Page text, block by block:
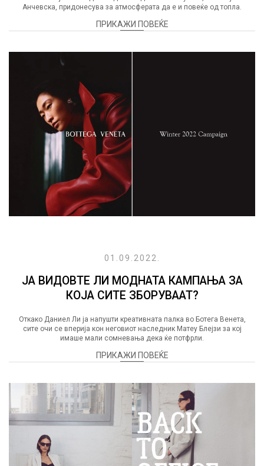
Анчевска, придонесува за атмосферата да е и повеќе од топла.
ПРИКАЖИ ПОВЕЌЕ
01.09.2022.
ЈА ВИДОВТЕ ЛИ МОДНАТА КАМПАЊА ЗА
КОЈА СИТЕ ЗБОРУВААТ?
Откако Даниел Ли ја напушти креативната палка во Ботега Венета,
сите очи се вперија кон неговиот наследник Матеу Блејзи за кој
имаше мали сомневања дека ќе потфрли.
ПРИКАЖИ ПОВЕЌЕ